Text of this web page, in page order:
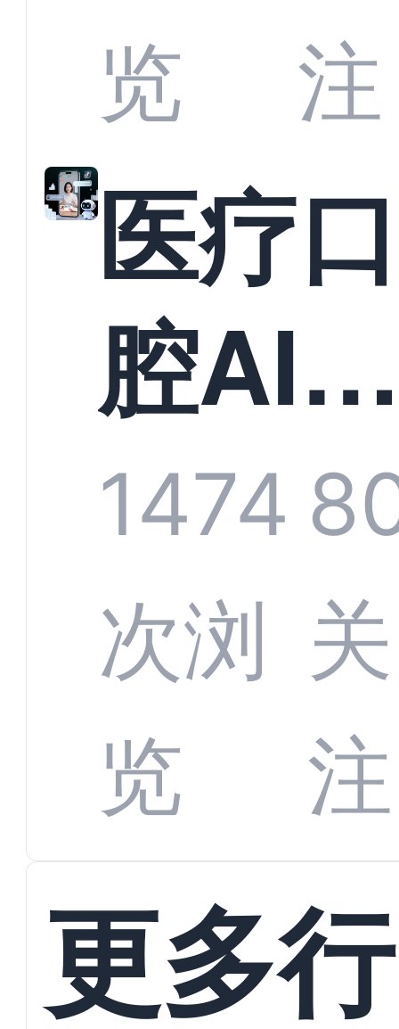
准？
何助力
教育机
构实现
规模化
增长与
数字化
蜕变
览
注
医疗口
腔AI
服系统
全渠道
数据对
接
1474
次浏
览
关
注
更多行